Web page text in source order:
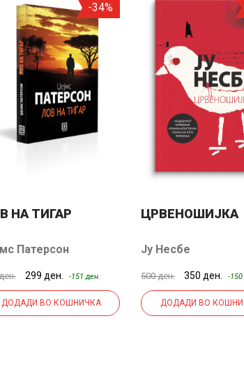
-34%
НА ТИГАР
Патерсон
299 ден. -151 ден.
ДОДАДИ ВО КОШНИЧКА
ЦРВЕНОШИЈКА
Ју Несбе
500 ден. 350 ден. -150
ДОДАДИ ВО